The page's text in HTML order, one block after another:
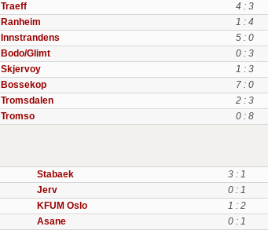
Traeff
4 : 3
Ranheim
1 : 4
Innstrandens
5 : 0
Bodo/Glimt
0 : 3
Skjervoy
1 : 3
Bossekop
7 : 0
Tromsdalen
2 : 3
Tromso 0 : 8
Stabaek
3 : 1
Jerv
0 : 1
KFUM Oslo
1 : 2
Asane
0 : 1